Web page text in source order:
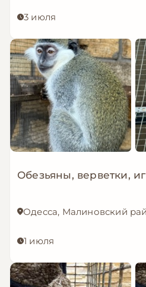
3 июля
Обезьяны, верветки,
Одесса, Малиновский
1 июля